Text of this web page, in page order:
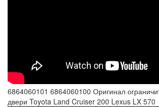
6864060101 6864060100 Оригинал
двери Toyota Land Cruiser 200 Lexus LX 570